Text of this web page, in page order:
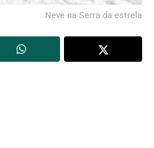
Neve na Serra da estrela